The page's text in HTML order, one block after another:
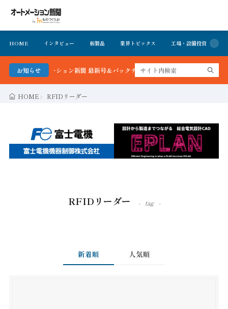
HOME インタビュー 新製品 業界トピックス 工場・設備投資
お知らせ
オートメーション新聞 最新号＆バックナンバーを無料で公開中 詳細はこちら
HOME RFIDリーダー
RFIDリーダー tag
新着順 人気順